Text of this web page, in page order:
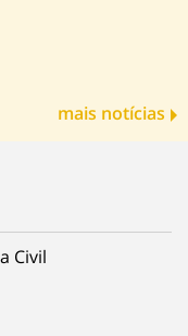
mais notícias
Civil